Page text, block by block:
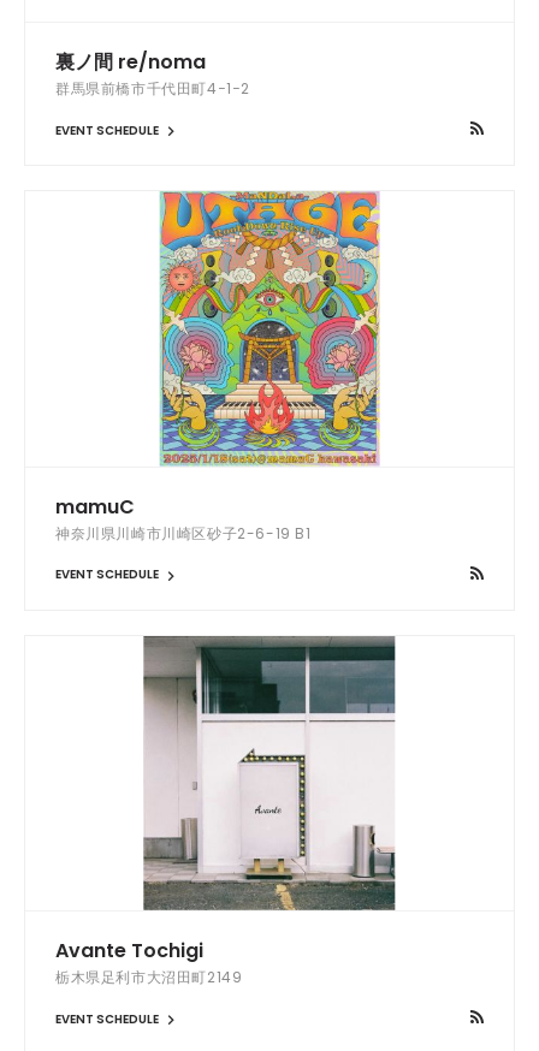
裏ノ間 re/noma
群馬県前橋市千代田町4−1−2
EVENT SCHEDULE
mamuC
神奈川県川崎市川崎区砂子2-6-19 B1
EVENT SCHEDULE
Avante Tochigi
栃木県足利市大沼田町2149
EVENT SCHEDULE